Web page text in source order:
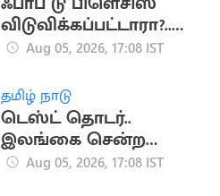
விடுவிக்கப்பட்டாரா?..
ஜோபர்க் சூப்பர் கிங்ஸ்
Aug 05, 2026, 17:08 IST
தமிழ் நாடு
டெஸ்ட் தொடர்..
இலங்கை சென்ற
இந்திய கிரிக்கெட்
Aug 05, 2026, 17:08 IST